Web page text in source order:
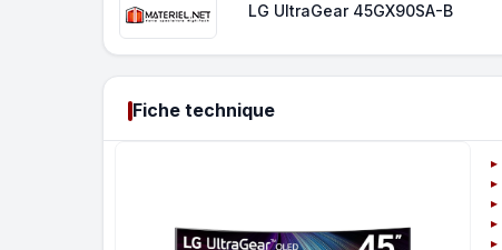
LG UltraGear 45GX90SA-B
Fiche technique